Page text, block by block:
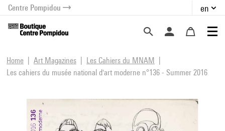
menu
content
Centre Pompidou en
Home Art Magazines
Les Cahiers du MNAM
Les cahiers du musée national d'art moderne n°136 - Summer 2016